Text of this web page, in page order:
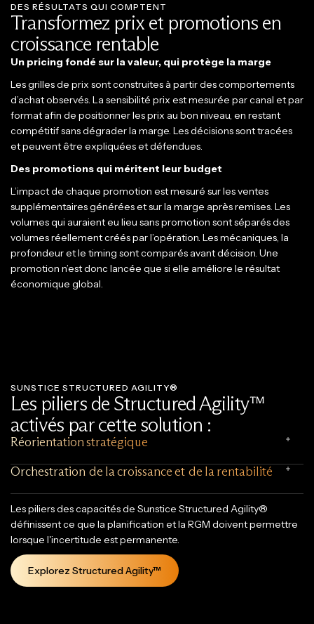
DES RÉSULTATS QUI COMPTENT
Transformez prix et promotions en
croissance rentable
Un pricing fondé sur la valeur, qui protège la marge
Les grilles de prix sont construites à partir des comportements
d’achat observés. La sensibilité prix est mesurée par canal et par
format afin de positionner les prix au bon niveau, en restant
compétitif sans dégrader la marge. Les décisions sont tracées
et peuvent être expliquées et défendues.
Des promotions qui méritent leur budget
L’impact de chaque promotion est mesuré sur les ventes
supplémentaires générées et sur la marge après remises. Les
volumes qui auraient eu lieu sans promotion sont séparés des
volumes réellement créés par l’opération. Les mécaniques, la
profondeur et le timing sont comparés avant décision. Une
promotion n’est donc lancée que si elle améliore le résultat
économique global.
SUNSTICE STRUCTURED AGILITY®
Les piliers de Structured Agility™
activés par cette solution :
Réorientation stratégique
Orchestration de la croissance et de la rentabilité
Les piliers des capacités de Sunstice Structured Agility®
définissent ce que la planification et la RGM doivent permettre
lorsque l'incertitude est permanente.
Explorez Structured Agility™